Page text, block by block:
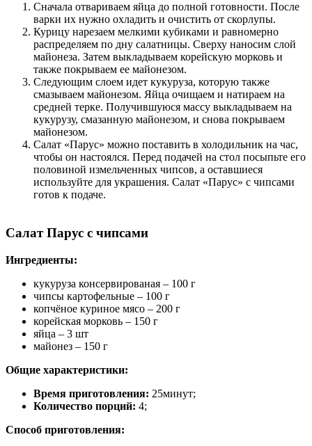
Сначала отвариваем яйца до полной готовности. После
варки их нужно охладить и очистить от скорлупы.
Курицу нарезаем мелкими кубиками и равномерно
распределяем по дну салатницы. Сверху наносим слой
майонеза. Затем выкладываем корейскую морковь и
также покрываем ее майонезом.
Следующим слоем идет кукуруза, которую также
смазываем майонезом. Яйца очищаем и натираем на
средней терке. Получившуюся массу выкладываем на
кукурузу, смазанную майонезом, и снова покрываем
майонезом.
Салат «Парус» можно поставить в холодильник на час,
чтобы он настоялся. Перед подачей на стол посыпьте его
половиной измельченных чипсов, а оставшиеся
используйте для украшения. Салат «Парус» с чипсами
готов к подаче.
Салат Парус с чипсами
Ингредиенты:
кукуруза консервированая – 100 г
чипсы картофельные – 100 г
копчёное куриное мясо – 200 г
корейская морковь – 150 г
яйца – 3 шт
майонез – 150 г
Общие характеристики:
Время приготовления: 25минут;
Количество порций: 4;
Способ приготовления: